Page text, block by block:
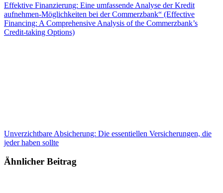
Effektive Finanzierung: Eine umfassende Analyse der Kredit
aufnehmen-Möglichkeiten bei der Commerzbank“ (Effective
Financing: A Comprehensive Analysis of the Commerzbank’s
Credit-taking Options)
Unverzichtbare Absicherung: Die essentiellen Versicherungen, die
jeder haben sollte
Ähnlicher Beitrag